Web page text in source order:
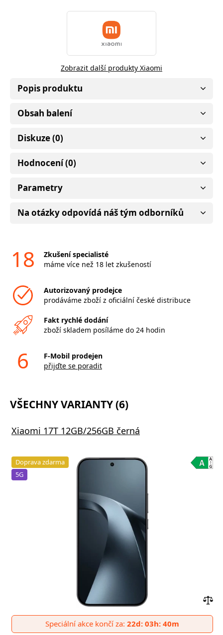
Zobrazit další produkty Xiaomi
Popis produktu
Obsah balení
Diskuze (0)
Hodnocení (0)
Parametry
Na otázky odpovídá náš tým odborníků
18
Zkušení specialisté
máme více než 18 let zkušeností
Autorizovaný prodejce
prodáváme zboží z oficiální české distribuce
Fakt rychlé dodání
zboží skladem posíláme do 24 hodin
6
F-Mobil prodejen
přijďte se poradit
VŠECHNY VARIANTY (6)
Xiaomi 17T 12GB/256GB černá
Doprava zdarma
5G
do
Speciální akce končí za: 22d: 03h: 40m